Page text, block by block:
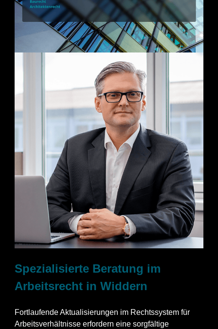
Spezialisierte Beratung im
Arbeitsrecht in Widdern
Fortlaufende Aktualisierungen im Rechtssystem für
Arbeitsverhältnisse erfordern eine sorgfältige